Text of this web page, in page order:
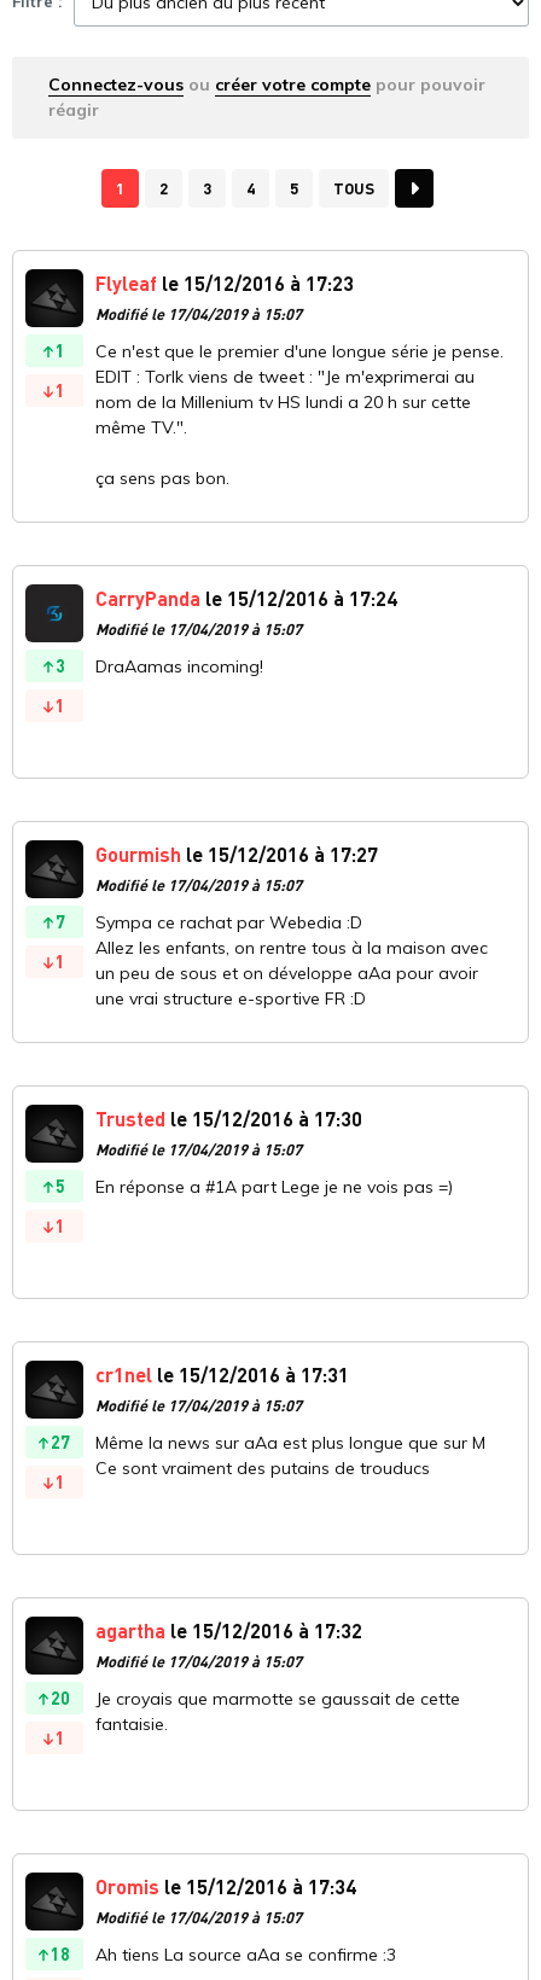
Connectez-vous ou créer votre compte pour pouvoir
réagir
1 2 3 4 5 TOUS
1
1
Flyleaf le 15/12/2016 à 17:23
Modifié le 17/04/2019 à 15:07
Ce n'est que le premier d'une longue série je pense.
EDIT : Torlk viens de tweet : "Je m'exprimerai au
nom de la Millenium tv HS lundi a 20 h sur cette
même TV.".
ça sens pas bon.
3
1
CarryPanda le 15/12/2016 à 17:24
Modifié le 17/04/2019 à 15:07
DraAamas incoming!
7
1
Gourmish le 15/12/2016 à 17:27
Modifié le 17/04/2019 à 15:07
Sympa ce rachat par Webedia :D
Allez les enfants, on rentre tous à la maison avec
un peu de sous et on développe aAa pour avoir
une vrai structure e-sportive FR :D
5
1
Trusted le 15/12/2016 à 17:30
Modifié le 17/04/2019 à 15:07
En réponse a #1A part Lege je ne vois pas =)
27
1
cr1nel le 15/12/2016 à 17:31
Modifié le 17/04/2019 à 15:07
Même la news sur aAa est plus longue que sur M
Ce sont vraiment des putains de trouducs
20
1
agartha le 15/12/2016 à 17:32
Modifié le 17/04/2019 à 15:07
Je croyais que marmotte se gaussait de cette
fantaisie.
18
Oromis le 15/12/2016 à 17:34
Modifié le 17/04/2019 à 15:07
Ah tiens La source aAa se confirme :3